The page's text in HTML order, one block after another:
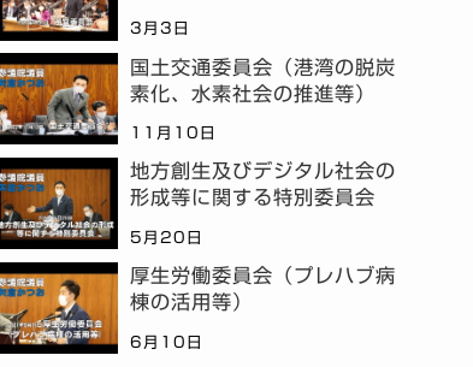
3月3日
国土交通委員会（港湾の脱炭
素化、水素社会の推進等）
11月10日
地方創生及びデジタル社会の
形成等に関する特別委員会
5月20日
厚生労働委員会（プレハブ病
棟の活用等）
6月10日